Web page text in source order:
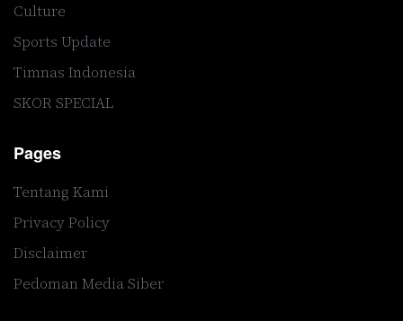
Culture
Sports Update
Timnas Indonesia
SKOR SPECIAL
Pages
Tentang Kami
Privacy Policy
Disclaimer
Pedoman Media Siber